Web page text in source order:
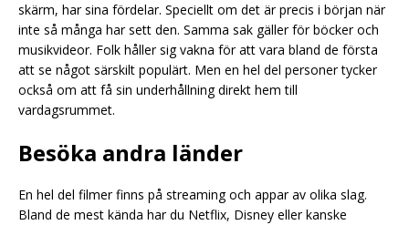
skärm, har sina fördelar. Speciellt om det är precis i början när
inte så många har sett den. Samma sak gäller för böcker och
musikvideor. Folk håller sig vakna för att vara bland de första
att se något särskilt populärt. Men en hel del personer tycker
också om att få sin underhållning direkt hem till
vardagsrummet.
Besöka andra länder
En hel del filmer finns på streaming och appar av olika slag.
Bland de mest kända har du Netflix, Disney eller kanske